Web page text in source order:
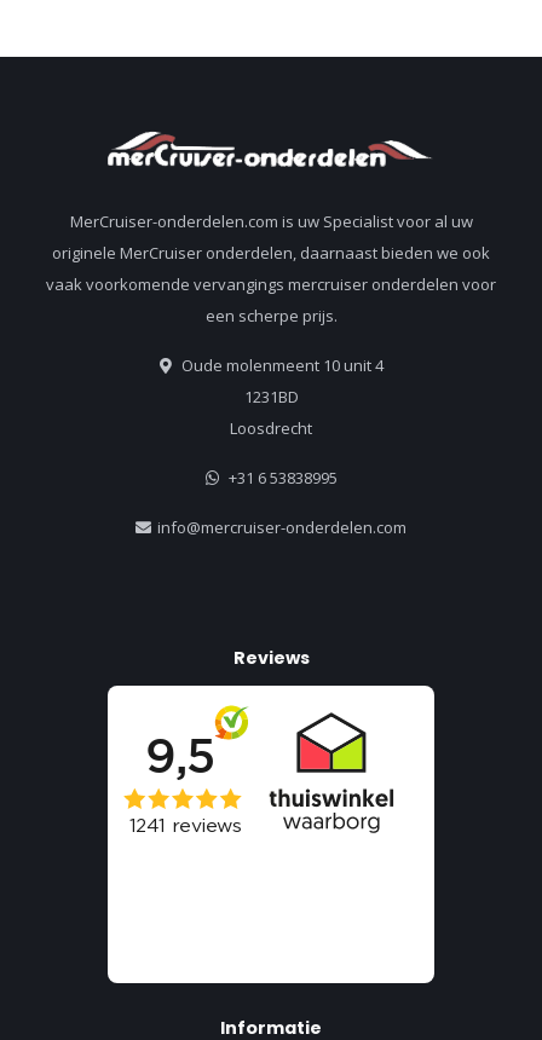
MerCruiser-onderdelen.com is uw Specialist voor al uw
originele MerCruiser onderdelen, daarnaast bieden we ook
vaak voorkomende vervangings mercruiser onderdelen voor
een scherpe prijs.
Oude molenmeent 10 unit 4
1231BD
Loosdrecht
+31 6 53838995
info@mercruiser-onderdelen.com
Reviews
Informatie